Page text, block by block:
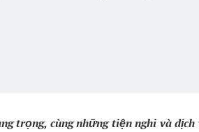
trọng, cùng những tiện nghi và dịch